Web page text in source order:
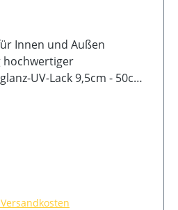
Innen und Außen
UV-Lack 9,5cm - 50cm